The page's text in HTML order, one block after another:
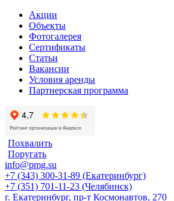
Акции
Объекты
Фотогалерея
Сертификаты
Статьи
Вакансии
Условия аренды
Партнерская программа
Похвалить
Поругать
info@pmg.su
+7 (343) 300-31-89 (Екатеринбург)
+7 (351) 701-11-23 (Челябинск)
г. Екатеринбург, пр-т Космонавтов, 270